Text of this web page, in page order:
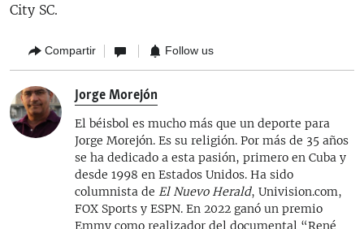
City SC.
Compartir Follow us
Jorge Morejón
El béisbol es mucho más que un deporte para
Jorge Morejón. Es su religión. Por más de 35 años
se ha dedicado a esta pasión, primero en Cuba y
desde 1998 en Estados Unidos. Ha sido
columnista de El Nuevo Herald, Univision.com,
FOX Sports y ESPN. En 2022 ganó un premio
Emmy como realizador del documental “René